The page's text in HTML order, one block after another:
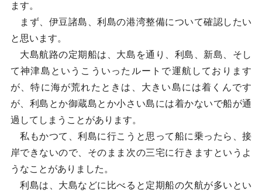
ます。
まず、伊豆諸島、利島の港湾整備について確認したい
と思います。
大島航路の定期船は、大島を通り、利島、新島、そし
て神津島というこういったルートで運航しております
が、特に海が荒れたときは、大きい島には着くんです
が、利島とか御蔵島とか小さい島には着かないで船が通
過してしまうことがあります。
私もかつて、利島に行こうと思って船に乗ったら、接
岸できないので、そのまま次の三宅に行きますというよ
うなことがありました。
利島は、大島などに比べると定期船の欠航が多いとい